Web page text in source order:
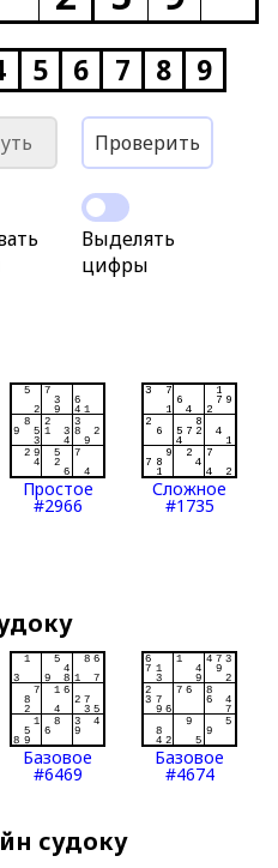
5 6 7 8 9
Проверить
Выделять
цифры
Простое
#2966
Сложное
#1735
Базовое
#6469
Базовое
#4674
судоку